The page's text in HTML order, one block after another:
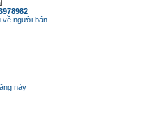
về người bán
này